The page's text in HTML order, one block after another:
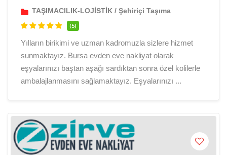
TAŞIMACILIK-LOJİSTİK / Şehiriçi Taşıma
(5)
Yılların birikimi ve uzman kadromuzla sizlere hizmet
sunmaktayız. Bursa evden eve nakliyat olarak
eşyalarınızı baştan aşağı sardıktan sonra özel kolilerle
ambalajlanmasını sağlamaktayız. Eşyalarınızı ...